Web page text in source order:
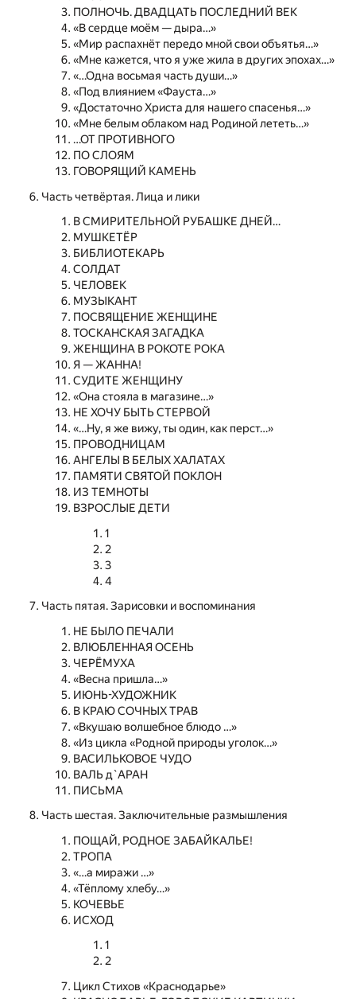
ПОЛНОЧЬ. ДВАДЦАТЬ ПОСЛЕДНИЙ ВЕК
«В сердце моём — дыра…»
«Мир распахнёт передо мной свои объятья…»
«Мне кажется, что я уже жила в других эпохах…»
«…Одна восьмая часть души…»
«Под влиянием «Фауста…»
«Достаточно Христа для нашего спасенья…»
«Мне белым облаком над Родиной лететь…»
…ОТ ПРОТИВНОГО
ПО СЛОЯМ
ГОВОРЯЩИЙ КАМЕНЬ
Часть четвёртая. Лица и лики
В СМИРИТЕЛЬНОЙ РУБАШКЕ ДНЕЙ…
МУШКЕТЁР
БИБЛИОТЕКАРЬ
СОЛДАТ
ЧЕЛОВЕК
МУЗЫКАНТ
ПОСВЯЩЕНИЕ ЖЕНЩИНЕ
ТОСКАНСКАЯ ЗАГАДКА
ЖЕНЩИНА В РОКОТЕ РОКА
Я — ЖАННА!
СУДИТЕ ЖЕНЩИНУ
«Она стояла в магазине…»
НЕ ХОЧУ БЫТЬ СТЕРВОЙ
«…Ну, я же вижу, ты один, как перст…»
ПРОВОДНИЦАМ
АНГЕЛЫ В БЕЛЫХ ХАЛАТАХ
ПАМЯТИ СВЯТОЙ ПОКЛОН
ИЗ ТЕМНОТЫ
ВЗРОСЛЫЕ ДЕТИ
1
2
3
4
Часть пятая. Зарисовки и воспоминания
НЕ БЫЛО ПЕЧАЛИ
ВЛЮБЛЕННАЯ ОСЕНЬ
ЧЕРЁМУХА
«Весна пришла…»
ИЮНЬ-ХУДОЖНИК
В КРАЮ СОЧНЫХ ТРАВ
«Вкушаю волшебное блюдо …»
«Из цикла «Родной природы уголок…»
ВАСИЛЬКОВОЕ ЧУДО
ВАЛЬ д`АРАН
ПИСЬМА
Часть шестая. Заключительные размышления
ПОЩАЙ, РОДНОЕ ЗАБАЙКАЛЬЕ!
ТРОПА
«…а миражи …»
«Тёплому хлебу…»
КОЧЕВЬЕ
ИСХОД
1
2
Цикл Стихов «Краснодарье»